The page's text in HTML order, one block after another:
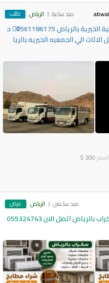
منذ ساعة الرياض طلب
دينا توصيل الاثاث لي الجمعية الخيرية بالرياض 0َ561186175 ح
الي الجمعيه الخيريه بالريا
السعر 200
$
منذ ساعتين الرياض عرض
شراء مكيفات ومطابخ السكراب بالرياض اتصل الان 055324743